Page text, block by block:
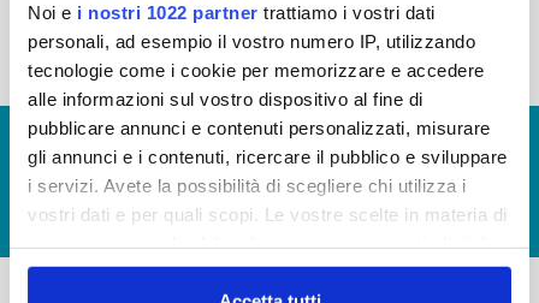
Noi e i nostri 1022 partner trattiamo i vostri dati
personali, ad esempio il vostro numero IP, utilizzando
tecnologie come i cookie per memorizzare e accedere
alle informazioni sul vostro dispositivo al fine di
pubblicare annunci e contenuti personalizzati, misurare
gli annunci e i contenuti, ricercare il pubblico e sviluppare
i servizi. Avete la possibilità di scegliere chi utilizza i
vostri dati e per quali scopi. Le vostre scelte in materia di
in cui avete effettuato le vostre scelte. È possibile
« prima ‹ precedente … 27 28 29
31
32 33 34 35
© Copyright 2017 - 2026
GLOSSARIO
GIUDICA IL SERVIZIO
LAVORA CON NOI